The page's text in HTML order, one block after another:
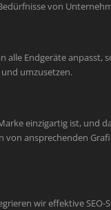
von
alle Endgeräte anpasst,
umzusetzen.
einzigartig ist, und
von ansprechenden
wir effektive